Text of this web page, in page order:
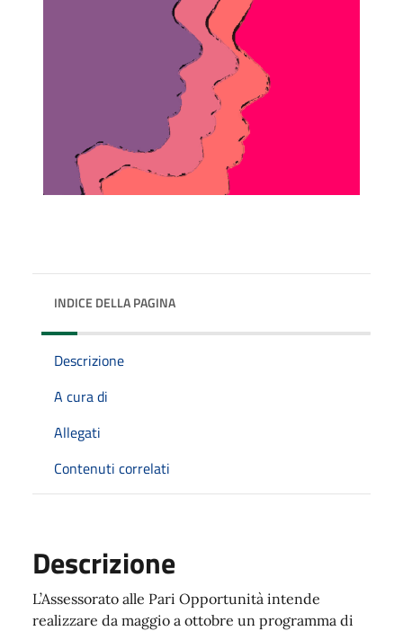
INDICE DELLA PAGINA
Descrizione
A cura di
Allegati
Contenuti correlati
Descrizione
L’Assessorato alle Pari Opportunità intende
realizzare da maggio a ottobre un programma di